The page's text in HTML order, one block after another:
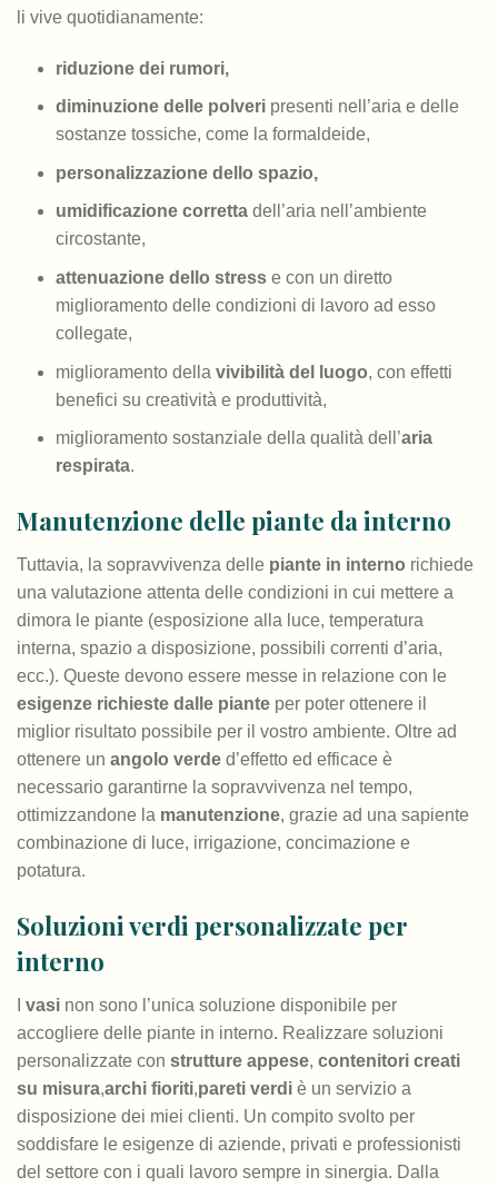
li vive quotidianamente:
riduzione dei rumori,
diminuzione delle polveri presenti nell’aria e delle
sostanze tossiche, come la formaldeide,
personalizzazione dello spazio,
umidificazione corretta dell’aria nell’ambiente
circostante,
attenuazione dello stress e con un diretto
miglioramento delle condizioni di lavoro ad esso
collegate,
miglioramento della vivibilità del luogo, con effetti
benefici su creatività e produttività,
miglioramento sostanziale della qualità dell’aria
respirata.
Manutenzione delle piante da interno
Tuttavia, la sopravvivenza delle piante in interno richiede
una valutazione attenta delle condizioni in cui mettere a
dimora le piante (esposizione alla luce, temperatura
interna, spazio a disposizione, possibili correnti d’aria,
ecc.). Queste devono essere messe in relazione con le
esigenze richieste dalle piante per poter ottenere il
miglior risultato possibile per il vostro ambiente. Oltre ad
ottenere un angolo verde d’effetto ed efficace è
necessario garantirne la sopravvivenza nel tempo,
ottimizzandone la manutenzione, grazie ad una sapiente
combinazione di luce, irrigazione, concimazione e
potatura.
Soluzioni verdi personalizzate per
interno
vasi non sono l’unica soluzione disponibile per
accogliere delle piante in interno. Realizzare soluzioni
personalizzate con strutture appese, contenitori creati
su misura,archi fioriti,pareti verdi è un servizio a
disposizione dei miei clienti. Un compito svolto per
soddisfare le esigenze di aziende, privati e professionisti
del settore con i quali lavoro sempre in sinergia. Dalla